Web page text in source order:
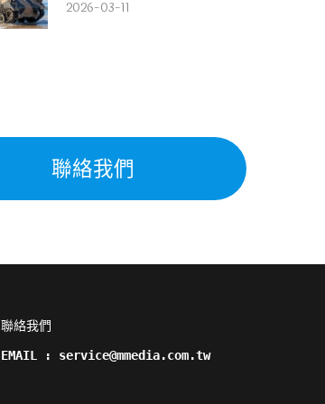
2026-03-11
聯絡我們
聯絡我們
EMAIL : service@mmedia.com.tw